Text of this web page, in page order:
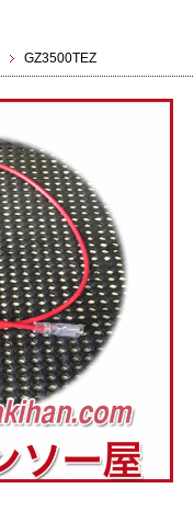
GZ3500TEZ